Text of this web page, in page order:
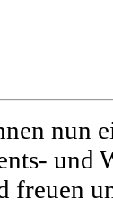
nun
und
freuen